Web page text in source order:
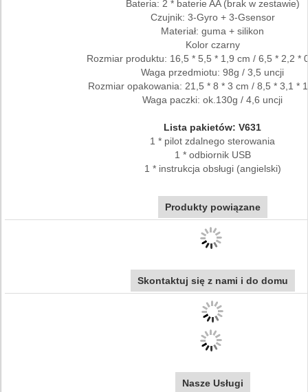
Bateria: 2 * baterie AA (brak w zestawie)
Czujnik: 3-Gyro + 3-Gsensor
Materiał: guma + silikon
Kolor czarny
Rozmiar produktu: 16,5 * 5,5 * 1,9 cm / 6,5 * 2,2 *
Waga przedmiotu: 98g / 3,5 uncji
Rozmiar opakowania: 21,5 * 8 * 3 cm / 8,5 * 3,1 *
Waga paczki: ok.130g / 4,6 uncji
Lista pakietów: V631
1 * pilot zdalnego sterowania
1 * odbiornik USB
1 * instrukcja obsługi (angielski)
Produkty powiązane
Skontaktuj się z nami i do domu
Nasze Usługi